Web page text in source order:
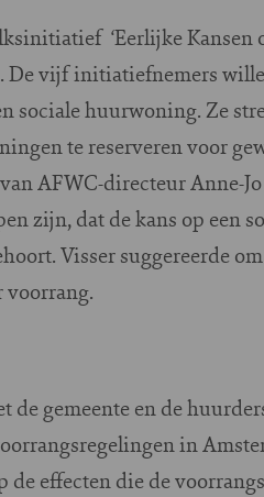
‘Eerlijke
De vijf initiatiefnemers
sociale huurwoning. Ze
te reserveren voor
AFWC-directeur Anne-
zijn, dat de kans op een
Visser suggereerde
voorrang.
de gemeente en de
in
effecten die de